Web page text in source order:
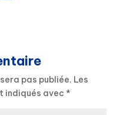
pas publiée. Les
indiqués avec *